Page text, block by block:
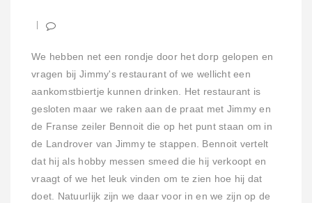
We hebben net een rondje door het dorp gelopen en
vragen bij Jimmy's restaurant of we wellicht een
aankomstbiertje kunnen drinken. Het restaurant is
gesloten maar we raken aan de praat met Jimmy en
de Franse zeiler Bennoit die op het punt staan om in
de Landrover van Jimmy te stappen. Bennoit vertelt
dat hij als hobby messen smeed die hij verkoopt en
vraagt of we het leuk vinden om te zien hoe hij dat
doet. Natuurlijk zijn we daar voor in en we zijn op de